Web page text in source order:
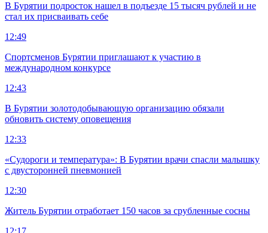
В Бурятии подросток нашел в подъезде 15 тысяч рублей и не
стал их присваивать себе
12:49
Спортсменов Бурятии приглашают к участию в
международном конкурсе
12:43
В Бурятии золотодобывающую организацию обязали
обновить систему оповещения
12:33
«Судороги и температура»: В Бурятии врачи спасли малышку
с двусторонней пневмонией
12:30
Житель Бурятии отработает 150 часов за срубленные сосны